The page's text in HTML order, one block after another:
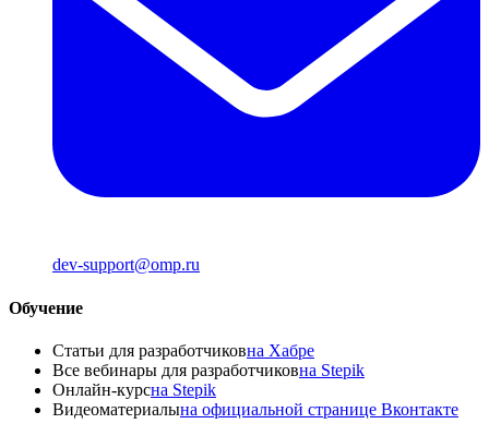
dev-support@omp.ru
Обучение
Статьи для разработчиковна Хабре
Все вебинары для разработчиковна Stepik
Онлайн-курсна Stepik
Видеоматериалына официальной странице Вконтакте